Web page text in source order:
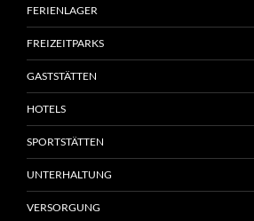
FERIENLAGER
FREIZEITPARKS
GASTSTÄTTEN
HOTELS
SPORTSTÄTTEN
UNTERHALTUNG
VERSORGUNG